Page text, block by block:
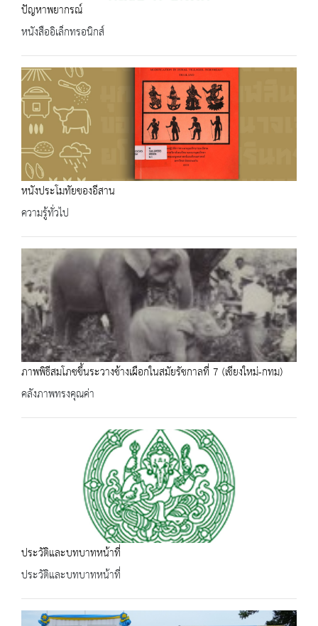
ปัญหาพยากรณ์
หนังสืออิเล็กทรอนิกส์
หนังประโมทัยของอีสาน
ความรู้ทั่วไป
ภาพพิธีสมโภชขึ้นระวางช้างเผือกในสมัยรัชกาลที่ 7 (เชียงใหม่-กทม)
คลังภาพทรงคุณค่า
ประวัติและบทบาทหน้าที่
ประวัติและบทบาทหน้าที่